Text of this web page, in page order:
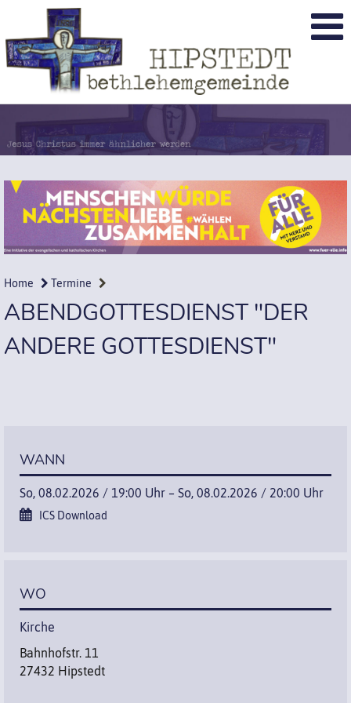
Home Termine
ABENDGOTTESDIENST "DER
ANDERE GOTTESDIENST"
WANN
So, 08.02.2026 / 19:00 Uhr – So, 08.02.2026 / 20:00 Uhr
ICS Download
WO
Kirche
Bahnhofstr. 11
27432 Hipstedt